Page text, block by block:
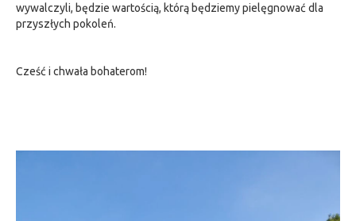
wywalczyli, będzie wartością, którą będziemy pielęgnować dla
przyszłych pokoleń.
Cześć i chwała bohaterom!